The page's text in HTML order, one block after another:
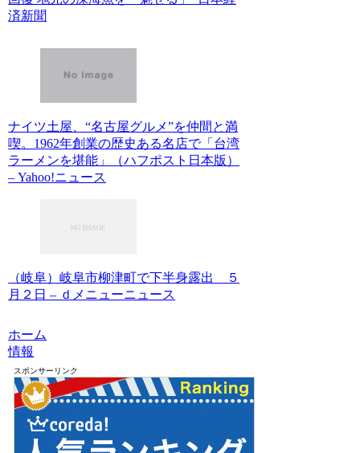
済新聞
ナイツ土屋、“名古屋グルメ”を仲間と満
喫。1962年創業の歴史ある名店で「台湾
ラーメンを堪能」（ハフポスト日本版）
– Yahoo!ニュース
（岐阜）岐阜市柳津町で下半身露出 ５
月２日 – ｄメニューニュース
ホーム
情報
スポンサーリンク